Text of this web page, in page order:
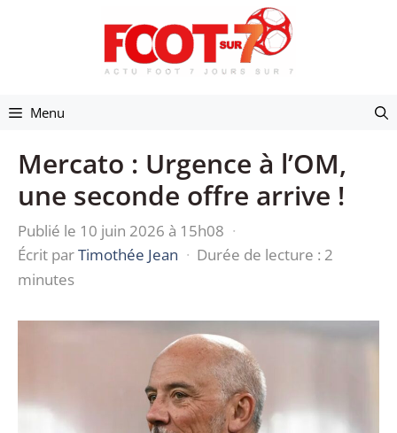
Menu
Mercato : Urgence à l’OM,
une seconde offre arrive !
Publié le 10 juin 2026 à 15h08 ·
Écrit parTimothée Jean · Durée de lecture : 2
minutes